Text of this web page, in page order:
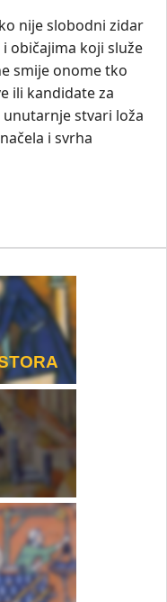
nije slobodni zidar
običajima koji služe
smije onome tko
ili kandidate za
stvari loža
i svrha